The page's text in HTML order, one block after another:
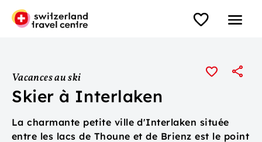
Vacances au ski
Skier à Interlaken
La charmante petite ville d'Interlaken située
entre les lacs de Thoune et de Brienz est le point